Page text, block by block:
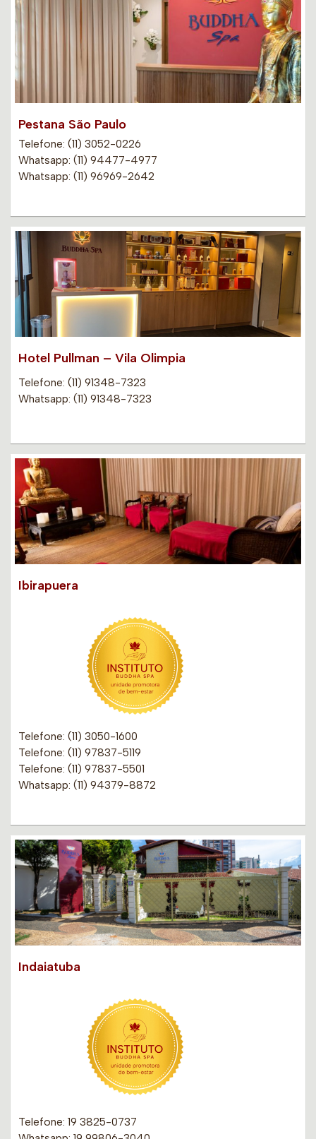
Pestana São Paulo
Telefone: (11) 3052-0226
Whatsapp: (11) 94477-4977
Whatsapp: (11) 96969-2642
Hotel Pullman – Vila Olimpia
Telefone: (11) 91348-7323
Whatsapp: (11) 91348-7323
Ibirapuera
Telefone: (11) 3050-1600
Telefone: (11) 97837-5119
Telefone: (11) 97837-5501
Whatsapp: (11) 94379-8872
Indaiatuba
Telefone: 19 3825-0737